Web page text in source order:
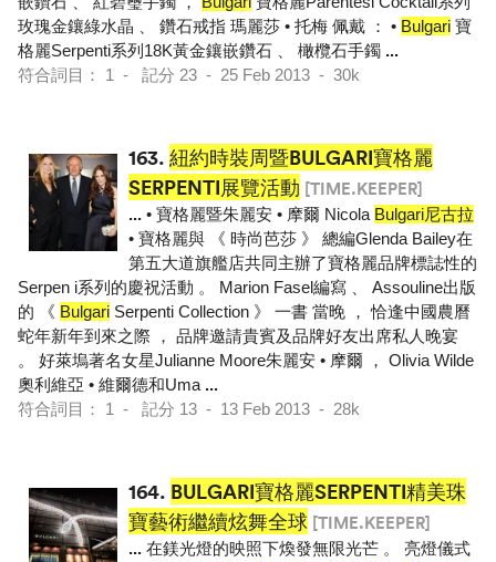
玫瑰金鑲綠水晶 、 鑽石戒指 瑪麗莎 • 托梅 佩戴 ： • Bulgari 寶
格麗Serpenti系列18K黃金鑲嵌鑽石 、 橄欖石手鐲 ...
符合詞目： 1 - 記分 23 - 25 Feb 2013 - 30k
163. 紐約時裝周暨BULGARI寶格麗
SERPENTI展覽活動 [TIME.KEEPER]
... • 寶格麗暨朱麗安 • 摩爾 Nicola Bulgari尼古拉
• 寶格麗與 《 時尚芭莎 》 總編Glenda Bailey在
第五大道旗艦店共同主辦了寶格麗品牌標誌性的
Serpen i系列的慶祝活動 。 Marion Fasel編寫 、 Assouline出版
的 《 Bulgari Serpenti Collection 》 一書 當晚 ， 恰逢中國農曆
蛇年新年到來之際 ， 品牌邀請貴賓及品牌好友出席私人晚宴
。 好萊塢著名女星Julianne Moore朱麗安 • 摩爾 ， Olivia Wilde
奧利維亞 • 維爾德和Uma ...
符合詞目： 1 - 記分 13 - 13 Feb 2013 - 28k
164. BULGARI寶格麗SERPENTI精美珠
寶藝術繼續炫舞全球 [TIME.KEEPER]
... 在鎂光燈的映照下煥發無限光芒 。 亮燈儀式